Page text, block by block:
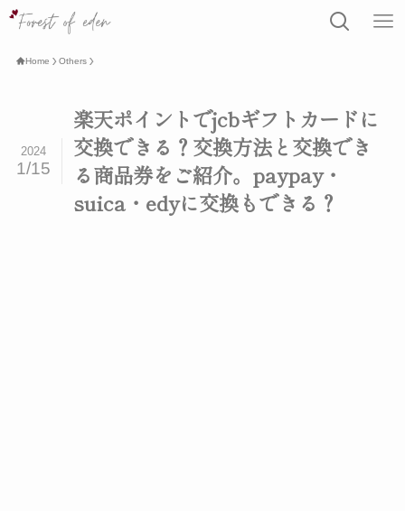
Home Others
楽天ポイントでjcbギフトカードに
交換できる？交換方法と交換でき
る商品券をご紹介。paypay・
suica・edyに交換もできる？
2024
1/15